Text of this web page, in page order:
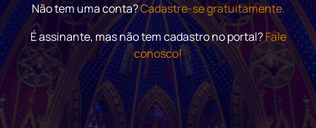
Não tem uma conta?Cadastre-se gratuitamente.
É assinante, mas não tem cadastro no portal?Fale
conosco!